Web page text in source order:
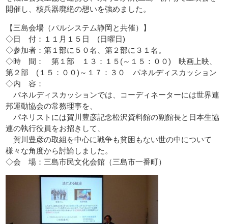
開催し、核兵器廃絶の想いを強めました。
【三島会場（パルシステム静岡と共催）】
◇日 付：１１月１５日 (日曜日)
◇参加者：第１部に５０名、第２部に３１名。
◇時 間： 第１部 １３：１５(～１５：００) 映画上映、
第２部 (１５：００)～１７：３０ パネルディスカッション
◇内 容：
パネルディスカッションでは、コーディネーターには世界連
邦運動協会の常務理事を、
パネリストには賀川豊彦記念松沢資料館の副館長と日本生協
連の執行役員をお招きして、
賀川豊彦の取組を中心に戦争も貧困もない世の中について
様々な角度から討論しました。
◇会 場：三島市民文化会館（三島市一番町）